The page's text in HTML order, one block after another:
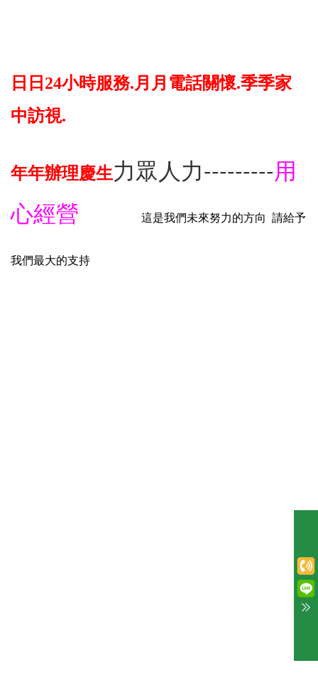
日日24小時服務.月月電話關懷.季季家
中訪視.
年年辦理慶生力眾人力---------用
心經營 這是我們未來努力的方向 請給予
我們最大的支持